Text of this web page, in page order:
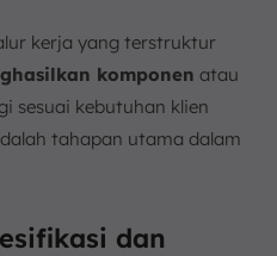
kerja yang terstruktur
komponen atau
sesuai kebutuhan klien
tahapan utama dalam
dan